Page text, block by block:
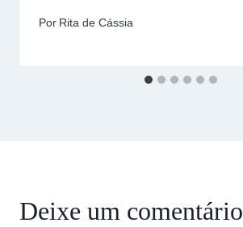
Por Rita de Cássia
Deixe um comentário